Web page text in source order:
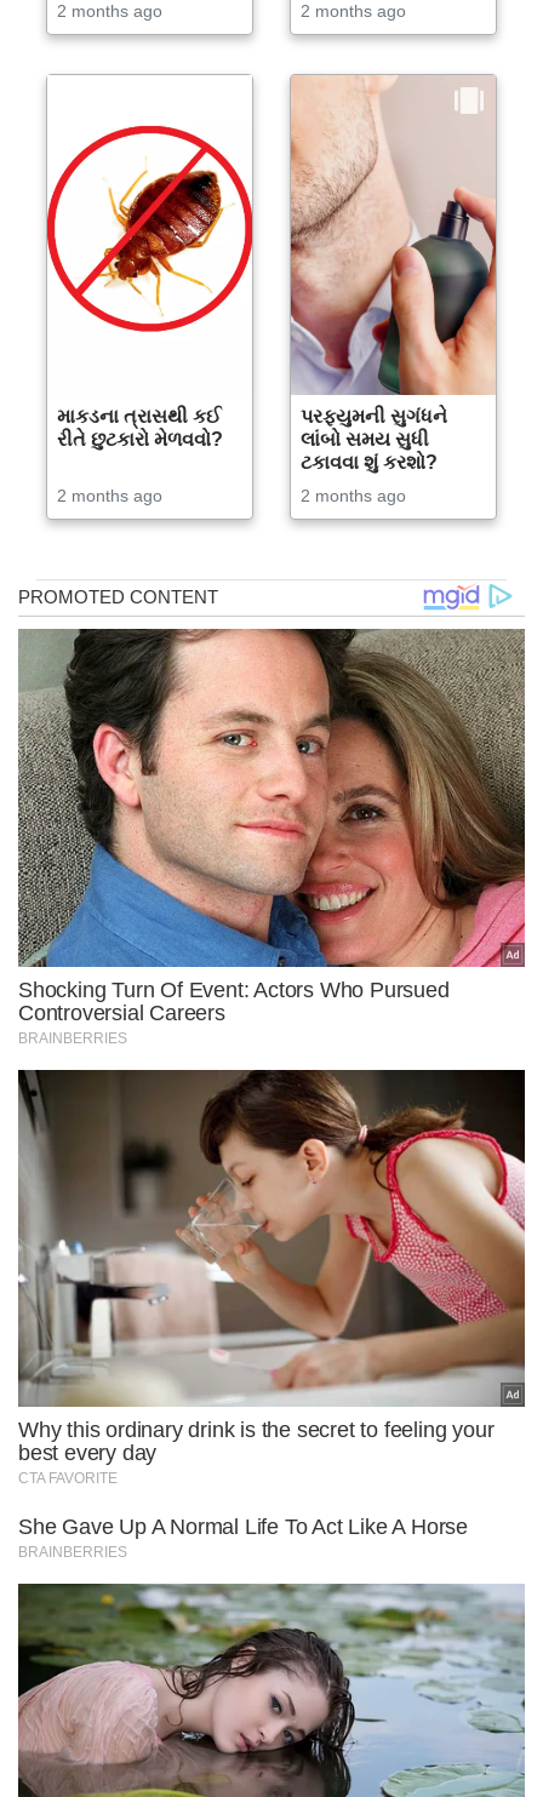
2 months ago 2 months ago
માકડના ત્રાસથી કઈ
રીતે છુટકારો મેળવવો?
2 months ago
પરફ્યુમની સુગંધને
લાંબો સમય સુધી
ટકાવવા શું કરશો?
2 months ago